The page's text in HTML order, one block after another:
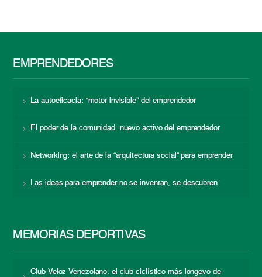
EMPRENDEDORES
La autoeficacia: “motor invisible” del emprendedor
El poder de la comunidad: nuevo activo del emprendedor
Networking: el arte de la “arquitectura social” para emprender
Las ideas para emprender no se inventan, se descubren
MEMORIAS DEPORTIVAS
Club Veloz Venezolano: el club ciclístico más longevo de